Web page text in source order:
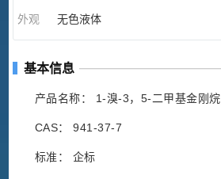
外观 无色液体
基本信息
产品名称： 1-溴-3，5-二甲基金刚烷
CAS： 941-37-7
标准： 企标